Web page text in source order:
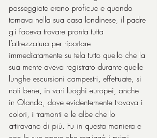
passeggiate erano proficue e quando
tornava nella sua casa londinese, il padre
gli faceva trovare pronta tutta
l’attrezzatura per riportare
immediatamente su tela tutto quello che la
sua mente aveva registrato durante quelle
lunghe escursioni campestri, effettuate, si
noti bene, in vari luoghi europei, anche
in Olanda, dove evidentemente trovava i
colori, i tramonti e le albe che lo
attiravano di più. Fu in questa maniera e